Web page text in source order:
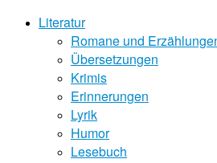
Literatur
Romane und
Übersetzungen
Krimis
Erinnerungen
Lyrik
Humor
Lesebuch